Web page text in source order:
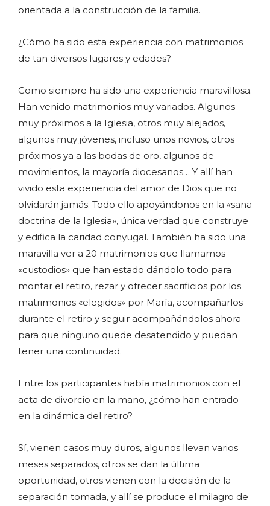
orientada a la construcción de la familia.
¿Cómo ha sido esta experiencia con matrimonios
de tan diversos lugares y edades?
Como siempre ha sido una experiencia maravillosa.
Han venido matrimonios muy variados. Algunos
muy próximos a la Iglesia, otros muy alejados,
algunos muy jóvenes, incluso unos novios, otros
próximos ya a las bodas de oro, algunos de
movimientos, la mayoría diocesanos… Y allí han
vivido esta experiencia del amor de Dios que no
olvidarán jamás. Todo ello apoyándonos en la «sana
doctrina de la Iglesia», única verdad que construye
y edifica la caridad conyugal. También ha sido una
maravilla ver a 20 matrimonios que llamamos
«custodios» que han estado dándolo todo para
montar el retiro, rezar y ofrecer sacrificios por los
matrimonios «elegidos» por María, acompañarlos
durante el retiro y seguir acompañándolos ahora
para que ninguno quede desatendido y puedan
tener una continuidad.
Entre los participantes había matrimonios con el
acta de divorcio en la mano, ¿cómo han entrado
en la dinámica del retiro?
Sí, vienen casos muy duros, algunos llevan varios
meses separados, otros se dan la última
oportunidad, otros vienen con la decisión de la
separación tomada, y allí se produce el milagro de